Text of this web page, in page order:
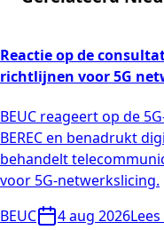
Reactie op de
richtlijnen voor 5G
BEUC reageert op de
BEREC en benadrukt
behandelt
voor 5G-netwerkslicing.
BEUC
4 aug 2026